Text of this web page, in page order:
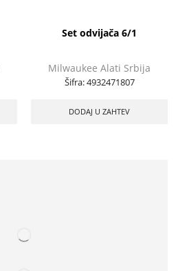
Set odvijača 6/1
Milwaukee Alati Srbija
Šifra:4932471807
DODAJ U ZAHTEV